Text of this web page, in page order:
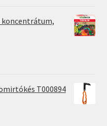
koncentrátum,
T000894